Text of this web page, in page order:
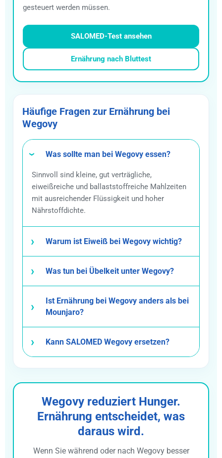
gesteuert werden müssen.
SALOMED-Test ansehen
Ernährung nach Bluttest
Häufige Fragen zur Ernährung bei
Wegovy
Was sollte man bei Wegovy essen?
Sinnvoll sind kleine, gut verträgliche,
eiweißreiche und ballaststoffreiche Mahlzeiten
mit ausreichender Flüssigkeit und hoher
Nährstoffdichte.
Warum ist Eiweiß bei Wegovy wichtig?
Was tun bei Übelkeit unter Wegovy?
Ist Ernährung bei Wegovy anders als bei
Mounjaro?
Kann SALOMED Wegovy ersetzen?
Wegovy reduziert Hunger.
Ernährung entscheidet, was
daraus wird.
Wenn Sie während oder nach Wegovy besser